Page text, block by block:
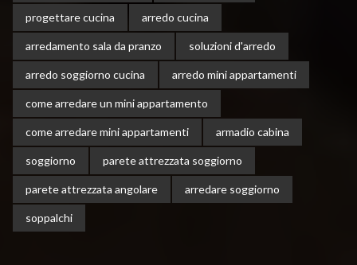
progettare cucina arredo cucina
arredamento sala da pranzo soluzioni d'arredo
arredo soggiorno cucina arredo mini appartamenti
come arredare un mini appartamento
come arredare mini appartamenti armadio cabina
soggiorno parete attrezzata soggiorno
parete attrezzata angolare arredare soggiorno
soppalchi